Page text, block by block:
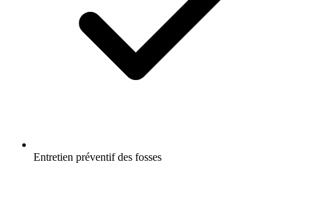
Entretien préventif des fosses